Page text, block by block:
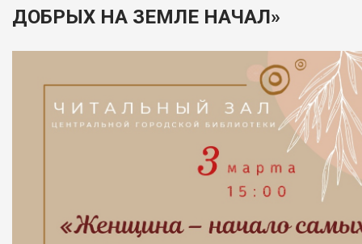
ДОБРЫХ НА ЗЕМЛЕ НАЧАЛ»